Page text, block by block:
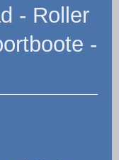
- Roller
-